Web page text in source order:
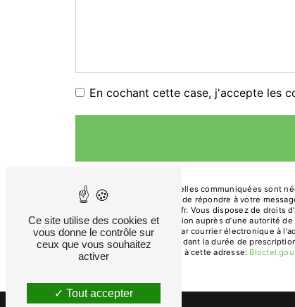
En cochant cette case, j'accepte les
** Les données personnelles communiquées sont
traitants dans le seul but de répondre à votre
gendre.primeur@orange.fr. Vous disposez de
d’introduire une réclamation auprès d’une autorité
Arches, 13200 Arles ou par courrier électronique à
prise de contact puis pendant la durée de
téléphonique, disponible à cette adresse:
Ce site utilise des cookies et
vous donne le contrôle sur
ceux que vous souhaitez
activer
Tout accepter